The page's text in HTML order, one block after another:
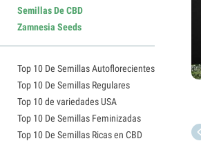
Semillas De CBD
Zamnesia Seeds
Top 10 De Semillas Autoflorecientes
Top 10 De Semillas Regulares
Top 10 de variedades USA
Top 10 De Semillas Feminizadas
Top 10 De Semillas Ricas en CBD